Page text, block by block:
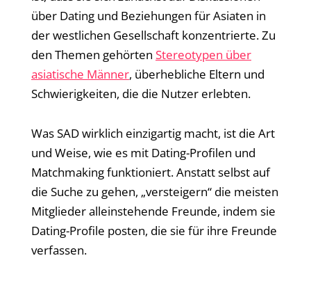
über Dating und Beziehungen für Asiaten in
der westlichen Gesellschaft konzentrierte. Zu
den Themen gehörten Stereotypen über
asiatische Männer, überhebliche Eltern und
Schwierigkeiten, die die Nutzer erlebten.
Was SAD wirklich einzigartig macht, ist die Art
und Weise, wie es mit Dating-Profilen und
Matchmaking funktioniert. Anstatt selbst auf
die Suche zu gehen, „versteigern“ die meisten
Mitglieder alleinstehende Freunde, indem sie
Dating-Profile posten, die sie für ihre Freunde
verfassen.